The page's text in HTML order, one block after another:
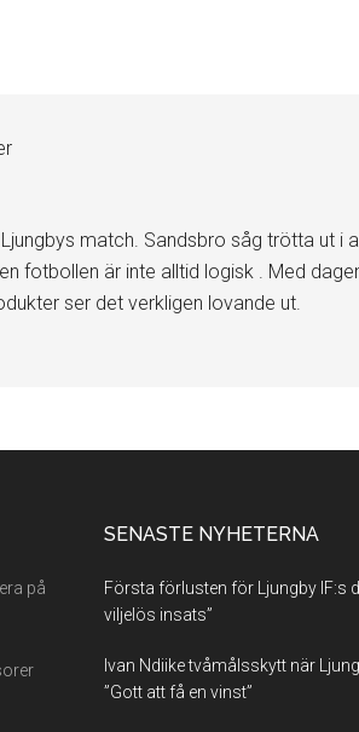
match. Sandsbro såg trötta ut i
fotbollen är inte alltid logisk . Med
ser det verkligen lovande ut.
på
SENASTE NYHETERNA
Första förlusten för Ljungby IF:s
viljelös insats”
Ivan Ndiike tvåmålsskytt när
”Gott att få en vinst”